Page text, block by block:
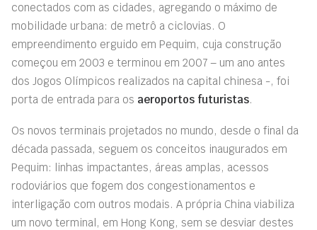
conectados com as cidades, agregando o máximo de
mobilidade urbana: de metrô a ciclovias. O
empreendimento erguido em Pequim, cuja construção
começou em 2003 e terminou em 2007 – um ano antes
dos Jogos Olímpicos realizados na capital chinesa -, foi
porta de entrada para os aeroportos futuristas.
Os novos terminais projetados no mundo, desde o final da
década passada, seguem os conceitos inaugurados em
Pequim: linhas impactantes, áreas amplas, acessos
rodoviários que fogem dos congestionamentos e
interligação com outros modais. A própria China viabiliza
um novo terminal, em Hong Kong, sem se desviar destes